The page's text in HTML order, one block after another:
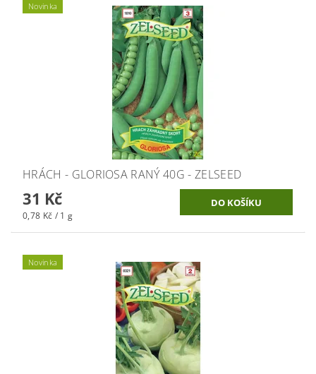
Novinka
HRÁCH - GLORIOSA RANÝ 40G - ZELSEED
31 Kč
0,78 Kč / 1 g
Novinka